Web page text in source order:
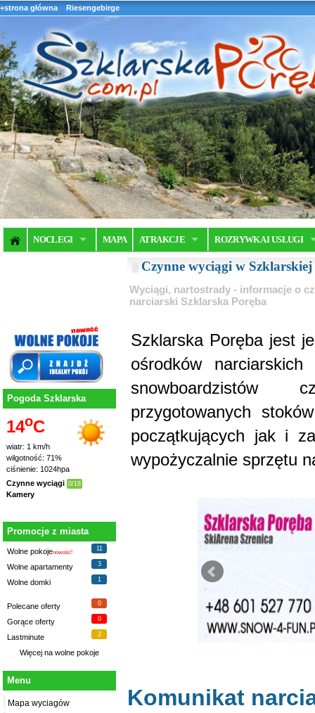
+strona główna Riesengebirge
NOCLEGI MAPA ATRAKCJE ROZRYWKA I USŁUGI
Pogoda Szklarska
14oC
wiatr: 1 km/h
wilgotność: 71%
ciśnienie: 1024hpa
Czynne wyciągi 0/18
Kamery
Promocje z miasta
Wolne pokojenowość!
11
Wolne apartamenty 3
Wolne domki 1
Polecane oferty 0
Gorące oferty 0
Lastminute 2
Więcej na wolne pokoje
Menu
Mapa wyciagów
Czynne wyciągi w Szklarskiej
Wyciągi, nartostrady - informacje o
narciarski Szklarska Poręba
Szklarska Poręba jest
ośrodków
przygotowanych
początkujących jak i
wypożyczalnie sprzętu
Komunikat